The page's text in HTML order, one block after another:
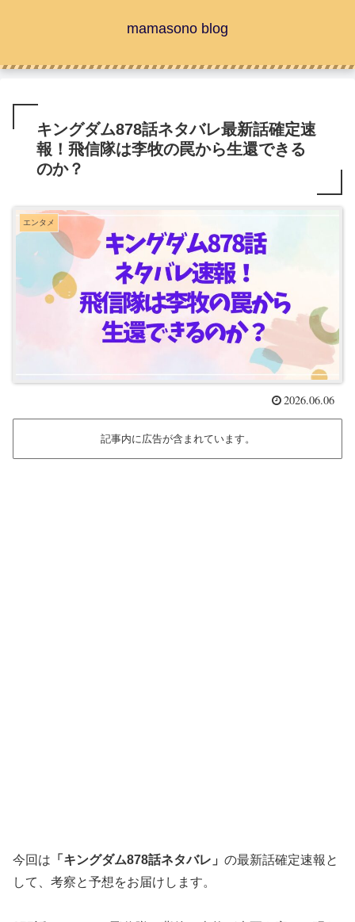
mamasono blog
キングダム878話ネタバレ最新話確定速
報！飛信隊は李牧の罠から生還できる
のか？
エンタメ
2026.06.06
記事内に広告が含まれています。
今回は 「キングダム878話ネタバレ」 の最新話確定速報と
して、考察と予想をお届けします。